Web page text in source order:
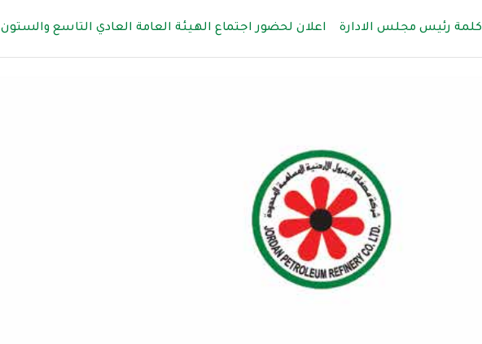
اعلان لحضور اجتماع الهيئة العامة العادي التاسع والستون كلمة رئيس مجلس الادارة